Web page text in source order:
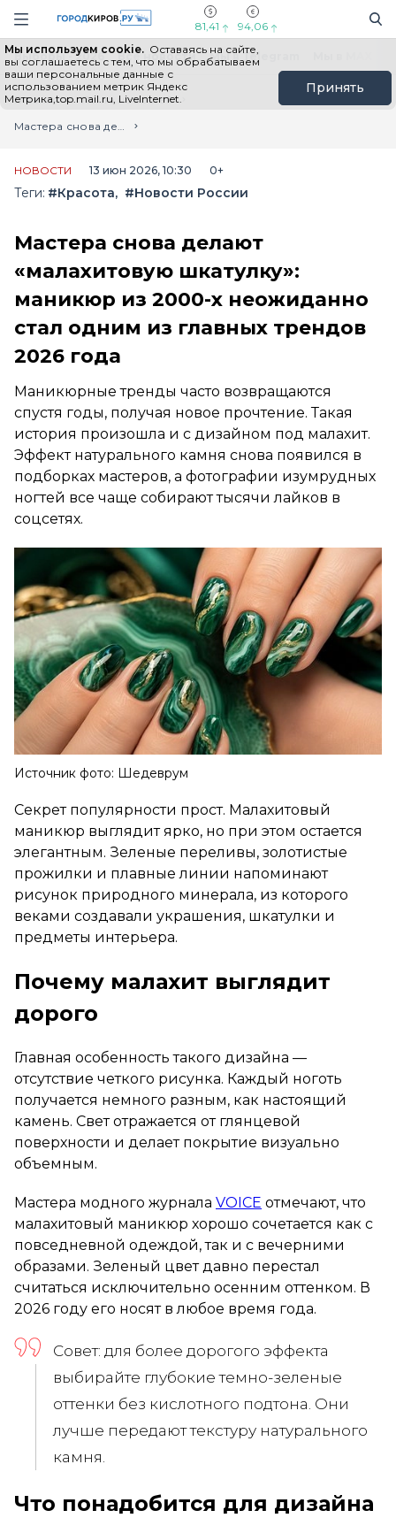
Навигация сайта
81,41 94,06
Мы используем cookie. Оставаясь на сайте,
вы соглашаетесь с тем, что мы обрабатываем
ваши персональные данные с
использованием метрик Яндекс
Метрика,top.mail.ru, LiveInternet.
Принять
Выборы - 2026 Все новости Мы в Telegram
Главная
Лента новостей
Мастера снова делают «малахитовую шкатулку»: маникюр из 2000-х неожиданно стал одним из главных трендов 2026 года
НОВОСТИ 13 июн 2026, 10:30 0+
Теги: #Красота #Новости России
Мастера снова делают
«малахитовую шкатулку»:
маникюр из 2000-х неожиданно
стал одним из главных трендов
2026 года
Маникюрные тренды часто возвращаются
спустя годы, получая новое прочтение. Такая
история произошла и с дизайном под малахит.
Эффект натурального камня снова появился в
подборках мастеров, а фотографии изумрудных
ногтей все чаще собирают тысячи лайков в
соцсетях.
Источник фото: Шедеврум
Секрет популярности прост. Малахитовый
маникюр выглядит ярко, но при этом остается
элегантным. Зеленые переливы, золотистые
прожилки и плавные линии напоминают
рисунок природного минерала, из которого
веками создавали украшения, шкатулки и
предметы интерьера.
Почему малахит выглядит
дорого
Главная особенность такого дизайна —
отсутствие четкого рисунка. Каждый ноготь
получается немного разным, как настоящий
камень. Свет отражается от глянцевой
поверхности и делает покрытие визуально
объемным.
Мастера модного журнала VOICE отмечают, что
малахитовый маникюр хорошо сочетается как с
повседневной одеждой, так и с вечерними
образами. Зеленый цвет давно перестал
считаться исключительно осенним оттенком. В
2026 году его носят в любое время года.
Совет: для более дорогого эффекта
выбирайте глубокие темно-зеленые
оттенки без кислотного подтона. Они
лучше передают текстуру натурального
камня.
Что понадобится для дизайна